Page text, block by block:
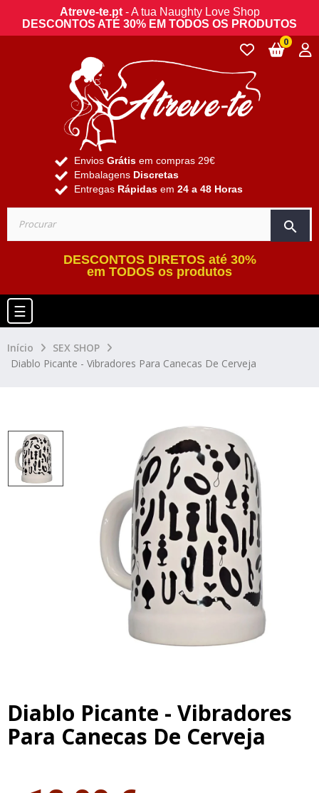
Atreve-te.pt- A tua Naughty Love Shop
DESCONTOS ATÉ 30% EM TODOS OS PRODUTOS
Envios Grátis em compras 29€
Embalagens Discretas
Entregas Rápidas em 24 a 48 Horas
search
0
DESCONTOS DIRETOS até 30%
em TODOS os produtos
Toggle navigation
☰
Início
SEX SHOP
Diablo Picante - Vibradores Para Canecas De Cerveja
Diablo Picante - Vibradores
Para Canecas De Cerveja